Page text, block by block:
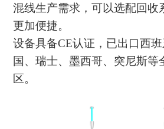
混线生产需求，可以选配回收
更加便捷。
设备具备CE认证，已出口西
国、瑞士、墨西哥、突尼斯等
区。